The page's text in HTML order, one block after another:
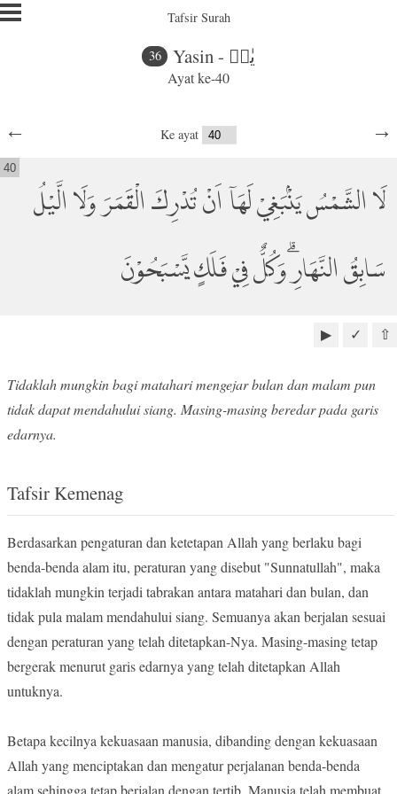
Tafsir Surah
36 Yasin - يٰسۤ
Ayat ke-40
← →
Ke ayat
لَا الشَّمْسُ يَنْۢبَغِيْ لَهَآ اَنْ تُدْرِكَ الْقَمَرَ وَلَا الَّيْلُ
سَابِقُ النَّهَارِ ۗوَكُلٌّ فِيْ فَلَكٍ يَّسْبَحُوْنَ
40
⇧
✓
▶
Tidaklah mungkin bagi matahari mengejar bulan dan malam pun
tidak dapat mendahului siang. Masing-masing beredar pada garis
edarnya.
Tafsir Kemenag
Berdasarkan pengaturan dan ketetapan Allah yang berlaku bagi
benda-benda alam itu, peraturan yang disebut "Sunnatullah", maka
tidaklah mungkin terjadi tabrakan antara matahari dan bulan, dan
tidak pula malam mendahului siang. Semuanya akan berjalan sesuai
dengan peraturan yang telah ditetapkan-Nya. Masing-masing tetap
bergerak menurut garis edarnya yang telah ditetapkan Allah
untuknya.
Betapa kecilnya kekuasaan manusia, dibanding dengan kekuasaan
Allah yang menciptakan dan mengatur perjalanan benda-benda
alam sehingga tetap berjalan dengan tertib. Manusia telah membuat